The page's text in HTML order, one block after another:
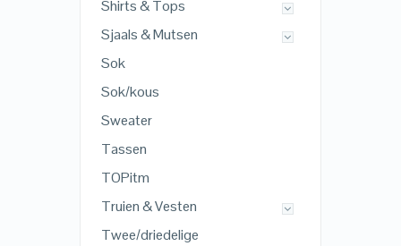
Shirts & Tops
Sjaals & Mutsen
Sok
Sok/kous
Sweater
Tassen
TOPitm
Truien & Vesten
Twee/driedelige